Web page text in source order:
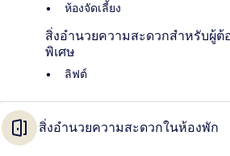
ห้องจัดเลี้ยง
สิ่งอำนวยความสะดวกสำหรับผู้ต้
พิเศษ
ลิฟต์
สิ่งอำนวยความสะดวกในห้องพัก